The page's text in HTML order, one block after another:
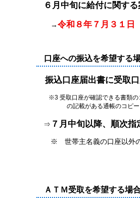
６月中旬に給付に関す
→ 令和８年７月３１日
口座への振込を希望する
振込口座届出書に受取
※3 受取口座が確認できる書類の
の記載がある通帳のコピーもし
⇒ ７月中旬以降、順次
※ 世帯主名義の口座以外の
ＡＴＭ受取を希望する場